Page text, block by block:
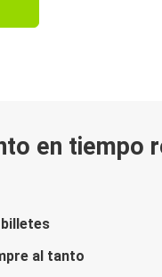
en tiempo
al tanto